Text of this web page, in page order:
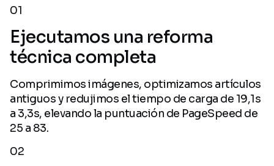
01
Ejecutamos una reforma
técnica completa
Comprimimos imágenes, optimizamos artículos
antiguos y redujimos el tiempo de carga de 19,1s
a 3,3s, elevando la puntuación de PageSpeed de
25 a 83.
02